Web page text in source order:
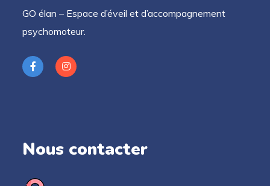
GO élan – Espace d’éveil et d’accompagnement
psychomoteur.
Nous contacter